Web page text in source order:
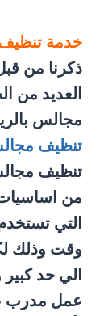
خدمة
ذكرنا من
العديد من
مجالس
تنظيف
تنظيف
من
التي
وقت وذلك
الي حد
عمل مدرب